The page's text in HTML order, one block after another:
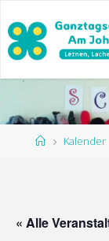
Inhalt
springen
StartKalender
« Alle